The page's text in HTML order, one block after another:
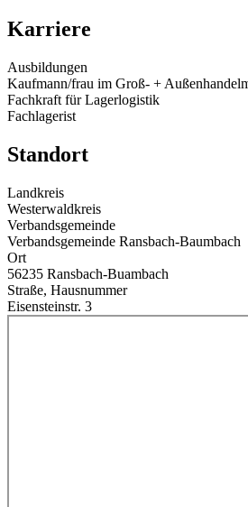
Karriere
Ausbildungen
Kaufmann/frau im Groß- +
Fachkraft für Lagerlogistik
Fachlagerist
Standort
Landkreis
Westerwaldkreis
Verbandsgemeinde
Verbandsgemeinde Ransbach-Baumbach
Ort
56235 Ransbach-Buambach
Straße, Hausnummer
Eisensteinstr. 3